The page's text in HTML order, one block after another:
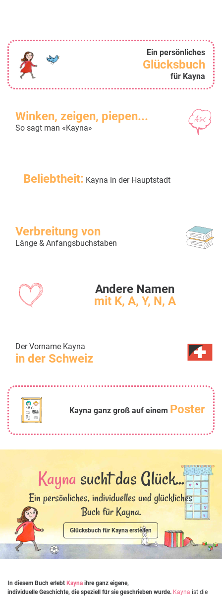
Ein persönliches
Glücksbuch
für Kayna
Winken, zeigen, piepen...
So sagt man «Kayna»
Beliebtheit: Kayna in der Hauptstadt
Verbreitung von
Länge & Anfangsbuchstaben
Andere Namen
mit K, A, Y, N, A
Der Vorname Kayna
in der Schweiz
Kayna ganz groß auf einem Poster
Kayna sucht das Glück...
Ein persönliches, individuelles und glückliches
Buch für Kayna.
Glücksbuch für Kayna erstellen
In diesem Buch erlebt Kayna ihre ganz eigene,
individuelle Geschichte, die speziell für sie geschrieben wurde. Kayna ist die